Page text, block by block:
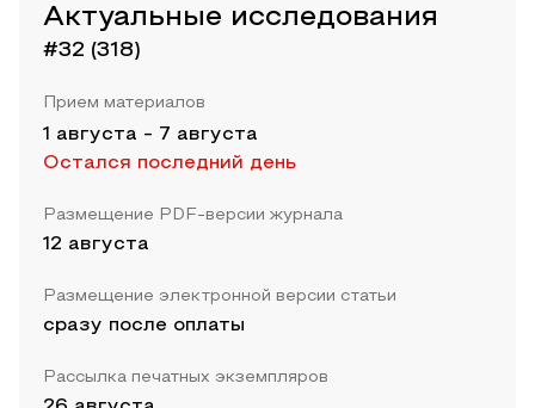
Актуальные исследования
#32 (318)
Прием материалов
1 августа - 7 августа
Остался последний день
Размещение PDF-версии журнала
12 августа
Размещение электронной версии статьи
сразу после оплаты
Рассылка печатных экземпляров